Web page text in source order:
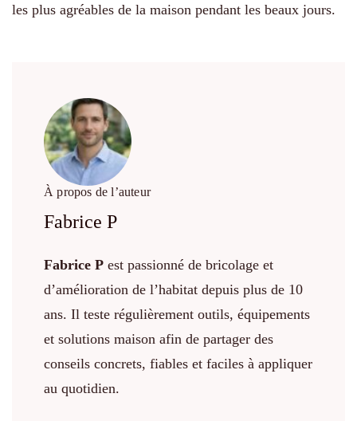
les plus agréables de la maison pendant les beaux jours.
À propos de l’auteur
Fabrice P
Fabrice P est passionné de bricolage et
d’amélioration de l’habitat depuis plus de 10
ans. Il teste régulièrement outils, équipements
et solutions maison afin de partager des
conseils concrets, fiables et faciles à appliquer
au quotidien.